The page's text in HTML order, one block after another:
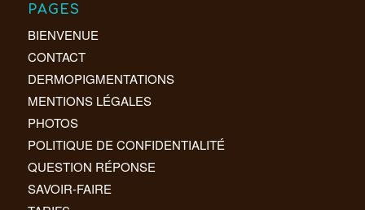
PAGES
BIENVENUE
CONTACT
DERMOPIGMENTATIONS
MENTIONS LÉGALES
PHOTOS
POLITIQUE DE CONFIDENTIALITÉ
QUESTION RÉPONSE
SAVOIR-FAIRE